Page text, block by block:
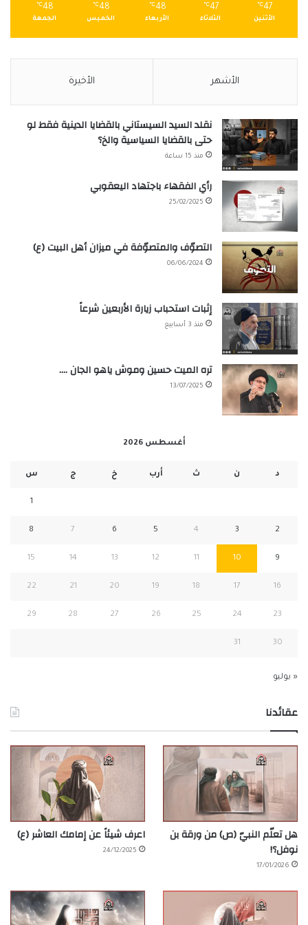
47
℃
الأثنين
47
℃
الثلاثاء
48
℃
الأربعاء
48
℃
الخميس
48
℃
الجمعة
الأشهر الأخيرة
نقلد السيد السيستاني بالقضايا الدينية فقط لو
حتى بالقضايا السياسية والخ؟
منذ 15 ساعة
رأي الفقهاء باجتهاد اليعقوبي
25/02/2025
التصوّف والمتصوّفة في ميزان أهل البيت (ع)
06/06/2024
إثبات استحباب زيارة الأربعين شرعاً
منذ 3 أسابيع
تره الميت حسين وموش ياهو الجان ….
13/07/2025
أغسطس 2026
د ن ث أرب خ ج س
1
2
3
4
5
6
7
8
9
10
11
12
13
14
15
16
17
18
19
20
21
22
23
24
25
26
27
28
29
30
31
« يوليو
عقائدنا
هل تعلّم النبيّ (ص) من ورقة بن
نوفل؟!
17/01/2026
اعرف شيئاً عن إمامك العاشر (ع)
24/12/2025